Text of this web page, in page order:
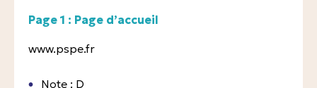
Page 1 : Page d’accueil
www.pspe.fr
Note : D